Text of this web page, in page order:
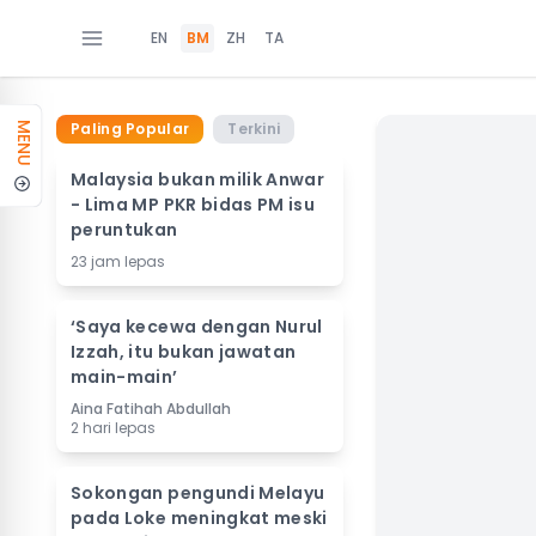
EN BM ZH TA
MENU Paling Popular Terkini
Malaysia bukan milik Anwar
- Lima MP PKR bidas PM isu
peruntukan
23 jam lepas
‘Saya kecewa dengan Nurul
Izzah, itu bukan jawatan
main-main’
Aina Fatihah Abdullah
2 hari lepas
Sokongan pengundi Melayu
pada Loke meningkat meski